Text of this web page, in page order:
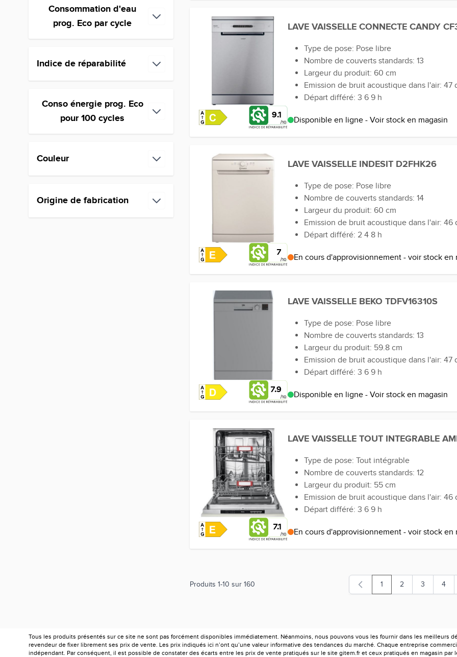
Consommation d'eau
prog. Eco par cyclefilter
Indice de réparabilité
Conso énergie prog. Eco
pour 100 cycles
Couleur
Origine de fabrication
9.1
LAVE VAISSELLE CONNECTE CANDY
Type de pose: Pose libre
Nombre de couverts standards: 13
Largeur du produit: 60 cm
Emission de bruit acoustique dans l'air: 47
Départ différé: 3 6 9 h
Disponible en ligne - Voir stock en magasin
7
LAVE VAISSELLE INDESIT D2FHK26
Type de pose: Pose libre
Nombre de couverts standards: 14
Largeur du produit: 60 cm
Emission de bruit acoustique dans l'air: 46
Départ différé: 2 4 8 h
En cours d'approvisionnement - voir stock en
7.9
LAVE VAISSELLE BEKO TDFV16310S
Type de pose: Pose libre
Nombre de couverts standards: 13
Largeur du produit: 59.8 cm
Emission de bruit acoustique dans l'air: 47
Départ différé: 3 6 9 h
Disponible en ligne - Voir stock en magasin
7.1
LAVE VAISSELLE TOUT INTEGRABLE
Type de pose: Tout intégrable
Nombre de couverts standards: 12
Largeur du produit: 55 cm
Emission de bruit acoustique dans l'air: 46
Départ différé: 3 6 9 h
En cours d'approvisionnement - voir stock en
Produits 1-10 sur 160 Vous lisez actuellement
1 Page
2 Page
3 Page
4
Tous les produits présentés sur ce site ne sont pas forcément disponibles immédiatement. Néanmoins, nous pouvons vous les fournir dans les meilleurs
revendeur de fixer librement ses prix de vente. Les prix indiqués ici n’ont qu’une valeur informative des tendances du marché. Chaque entreprise
indépendant. Par conséquent, il est possible de constater des écarts entre les prix de vente pratiqués sur le site gitem.fr et ceux pratiqués en magasin